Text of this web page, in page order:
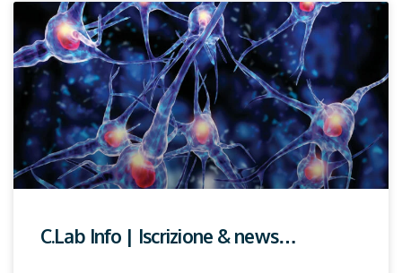
C.Lab Info | Iscrizione & news…